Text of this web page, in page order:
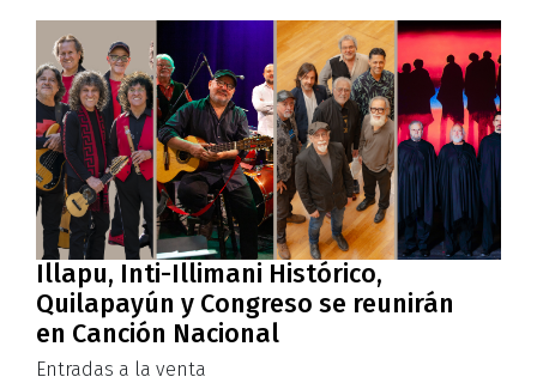
Illapu, Inti-Illimani Histórico,
Quilapayún y Congreso se reunirán
en Canción Nacional
Entradas a la venta